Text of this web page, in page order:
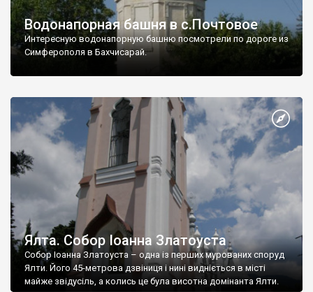
Водонапорная башня в с.Почтовое
Интересную водонапорную башню посмотрели по дороге из
Симферополя в Бахчисарай.
Ялта. Собор Іоанна Златоуста
Собор Іоанна Златоуста – одна із перших мурованих споруд
Ялти. Його 45-метрова дзвіниця і нині видніється в місті
майже звідусіль, а колись це була висотна домінанта Ялти.